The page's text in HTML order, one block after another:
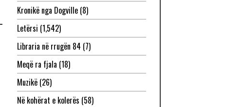
Kronikë nga Dogville(8)
Letërsi (1,542)
Libraria në rrugën 84 (7)
Meqë ra fjala (18)
Muzikë(26)
Në kohërat e kolerës (58)